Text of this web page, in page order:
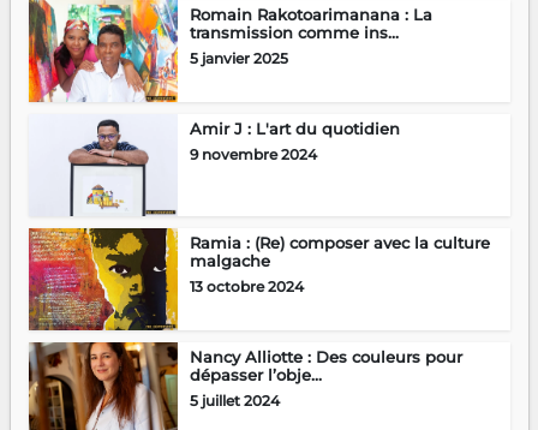
Romain Rakotoarimanana : La
transmission comme ins...
5 janvier 2025
Amir J : L'art du quotidien
9 novembre 2024
Ramia : (Re) composer avec la culture
malgache
13 octobre 2024
Nancy Alliotte : Des couleurs pour
dépasser l’obje...
5 juillet 2024